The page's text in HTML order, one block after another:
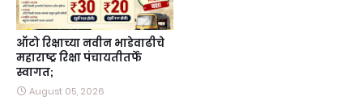
ऑटो रिक्षाच्या नवीन भाडेवाढीचे
महाराष्ट्र रिक्षा पंचायतीतर्फे
स्वागत;
August 05, 2026